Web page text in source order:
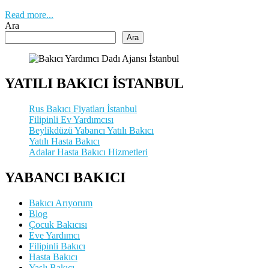
Read more...
Ara
Ara
YATILI BAKICI İSTANBUL
Rus Bakıcı Fiyatları İstanbul
Filipinli Ev Yardımcısı
Beylikdüzü Yabancı Yatılı Bakıcı
Yatılı Hasta Bakıcı
Adalar Hasta Bakıcı Hizmetleri
YABANCI BAKICI
Bakıcı Arıyorum
Blog
Çocuk Bakıcısı
Eve Yardımcı
Filipinli Bakıcı
Hasta Bakıcı